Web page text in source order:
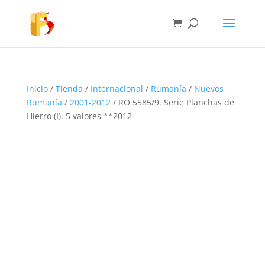
Inicio/ Tienda / Internacional / Rumanía / Nuevos
Rumanía / 2001-2012/ RO 5585/9. Serie Planchas de
Hierro (I). 5 valores **2012